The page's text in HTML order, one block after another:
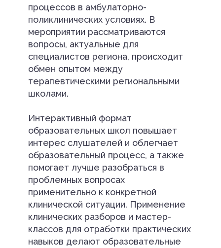
процессов в амбулаторно-
поликлинических условиях. В
мероприятии рассматриваются
вопросы, актуальные для
специалистов региона, происходит
обмен опытом между
терапевтическими региональными
школами.
Интерактивный формат
образовательных школ повышает
интерес слушателей и облегчает
образовательный процесс, а также
помогает лучше разобраться в
проблемных вопросах
применительно к конкретной
клинической ситуации. Применение
клинических разборов и мастер-
классов для отработки практических
навыков делают образовательные